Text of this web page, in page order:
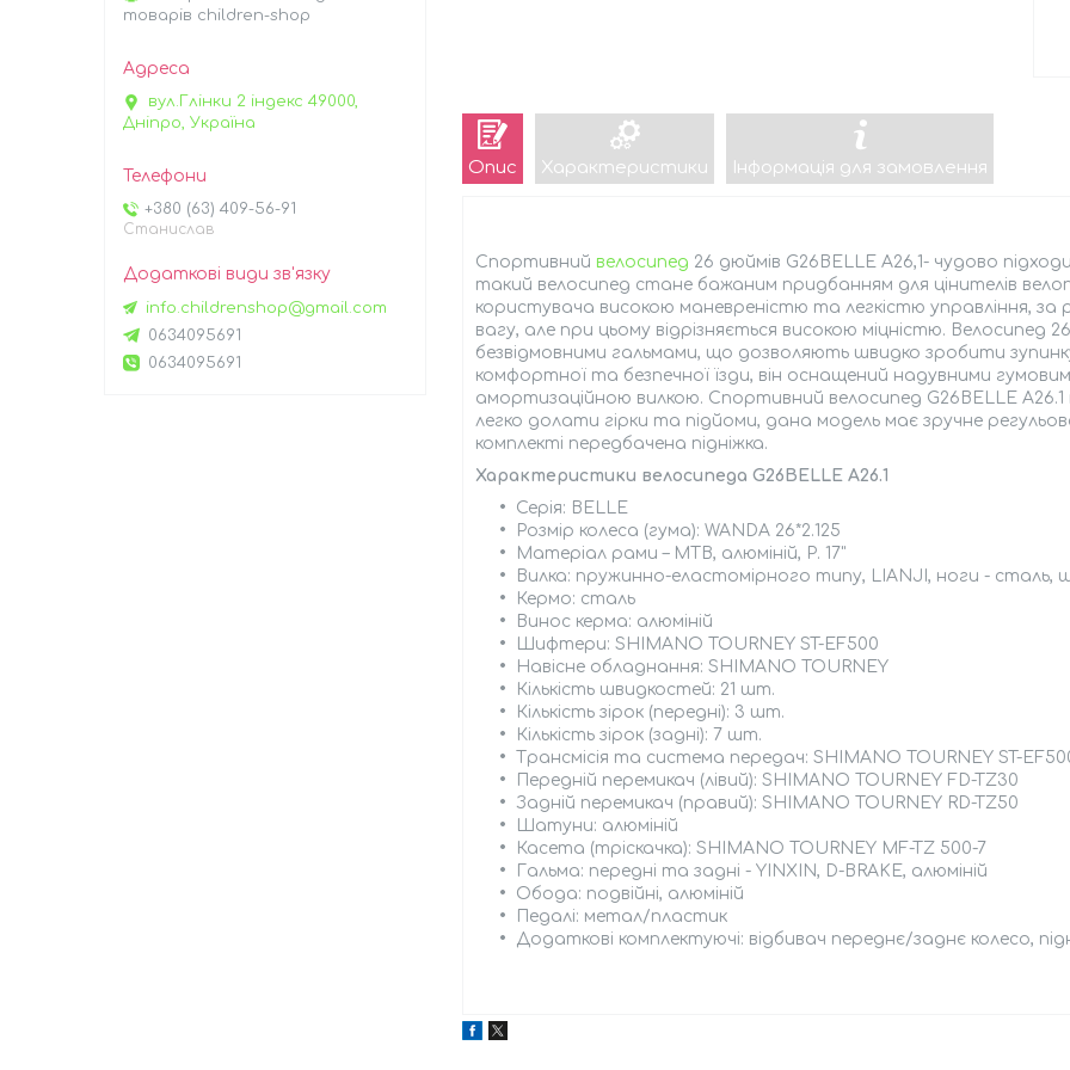
Опис Характеристики Інформація для замовлення
Спортивний велосипед 26 дюймів G26BELLE A26,1- чудово
такий велосипед стане бажаним придбанням для цінителів
користувача високою маневреністю та легкістю управління, за
вагу, але при цьому відрізняється високою міцністю. Велосипед
безвідмовними гальмами, що дозволяють швидко зробити
комфортної та безпечної їзди, він оснащений надувними
амортизаційною вилкою. Спортивний велосипед G26BELLE
легко долати гірки та підйоми, дана модель має зручне
комплекті передбачена підніжка.
Характеристики велосипеда G26BELLE A26.1
Серія: BELLE
Розмір колеса (гума): WANDA 26*2.125
Матеріал рами – MTB, алюміній, Р. 17"
Вилка: пружинно-еластомірного типу, LIANJI, ноги - сталь,
Кермо: сталь
Винос керма: алюміній
Шифтери: SHIMANO TOURNEY ST-EF500
Навісне обладнання: SHIMANO TOURNEY
Кількість швидкостей: 21 шт.
Кількість зірок (передні): 3 шт.
Кількість зірок (задні): 7 шт.
Трансмісія та система передач: SHIMANO TOURNEY ST-
Передній перемикач (лівий): SHIMANO TOURNEY FD-TZ30
Задній перемикач (правий): SHIMANO TOURNEY RD-TZ50
Шатуни: алюміній
Касета (тріскачка): SHIMANO TOURNEY MF-TZ 500-7
Гальма: передні та задні - YINXIN, D-BRAKE, алюміній
Обода: подвійні, алюміній
Педалі: метал/пластик
Додаткові комплектуючі: відбивач переднє/заднє колесо,
товарів children-shop
вул.Глінки 2 індекс 49000,
Дніпро, Україна
+380 (63) 409-56-91
Станислав
info.childrenshop@gmail.com
0634095691
0634095691